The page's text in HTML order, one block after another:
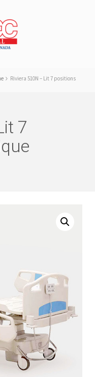
Riviera 510N – Lit 7 positions
7